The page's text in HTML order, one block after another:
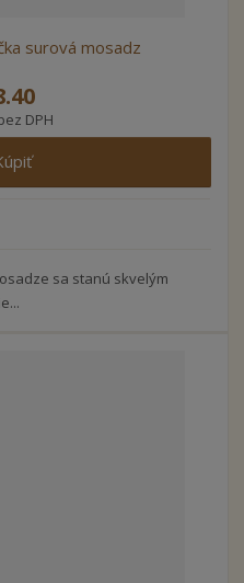
surová mosadz
DPH
sa stanú skvelým